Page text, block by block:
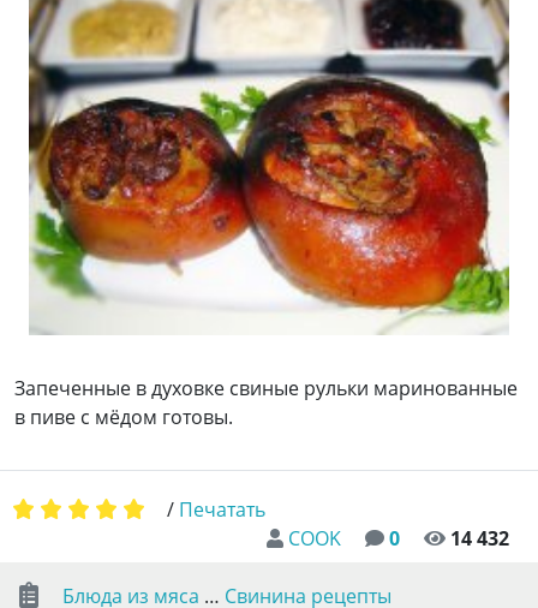
Запеченные в духовке свиные рульки маринованные
в пиве с мёдом готовы.
COOK 0 14 432
/ Печатать
Блюда из мяса … Свинина рецепты